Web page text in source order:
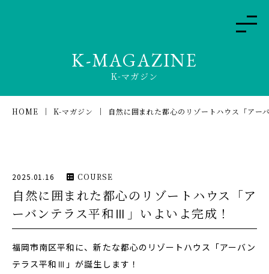
K-MAGAZINE
K-マガジン
HOME K-マガジン 自然に囲まれた都心のリゾートハウス「ア
2025.01.16 COURSE
自然に囲まれた都心のリゾートハウス「ア
ーバンテラス平和Ⅲ」いよいよ完成！
福岡市南区平和に、新たな都心のリゾートハウス「アーバン
テラス平和Ⅲ」が誕生します！